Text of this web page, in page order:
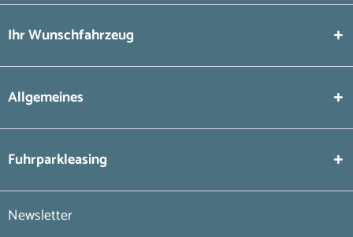
Ihr Wunschfahrzeug
Allgemeines
Fuhrparkleasing
Newsletter